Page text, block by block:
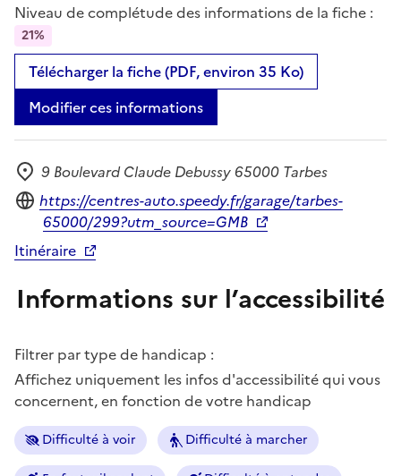
Niveau de complétude des informations de la fiche :
21%
Télécharger la fiche (PDF, environ 35 Ko)
Modifier ces informations
Adresse
9 Boulevard Claude Debussy 65000 Tarbes
Site internet
https://centres-auto.speedy.fr/garage/tarbes-
65000/299?utm_source=GMB
Itinéraire
Informations sur l’accessibilité
Filtrer par type de handicap :
Affichez uniquement les infos d'accessibilité qui vous
concernent, en fonction de votre handicap
Difficulté à voir Difficulté à marcher